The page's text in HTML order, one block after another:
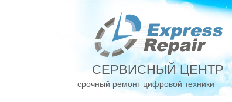
СЕРВИСНЫЙ ЦЕНТР
срочный ремонт цифровой техники